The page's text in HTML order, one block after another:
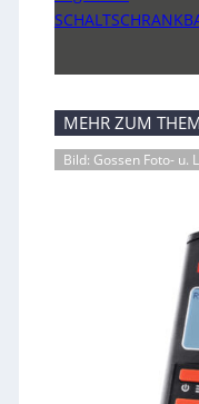
MEHR ZUM
Bild: Gossen Foto- u.